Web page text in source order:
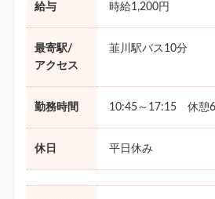
給与 時給1,200円
最寄駅/
アクセス
韮川駅バス10分
勤務時間 10:45～17:15 休憩
休日 平日休み